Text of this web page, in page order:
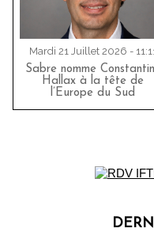
Mardi 21 Juillet 2026 -
Sabre nomme
Hallax à la tête de
l’Europe du Sud